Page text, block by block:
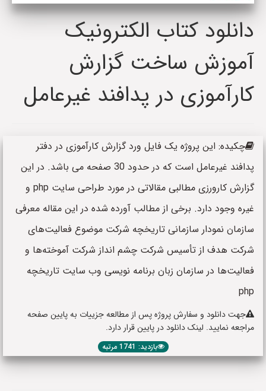
دانلود کتاب الکترونیک
آموزش ساخت گزارش
کارآموزی در پدافند غیرعامل
چکیده: این پروژه یک فایل ورد گزارش کارآموزی در دفتر
پدافند غیرعامل است که در حدود 30 صفحه می باشد. در این
گزارش کارورزی مطالبی مقالاتی در مورد طراحی سایت php و
غیره وجود دارد. برخی از مطالب آورده شده در این مقاله معرفی
سازمان نمودار سازمانی تاریخچه شرکت موضوع فعالیت‌های
شرکت هدف از تأسیس شرکت چشم انداز شرکت آموخته‌ها و
فعالیت‌ها در سازمان زبان برنامه نویسی وب سایت تاریخچه
php
جهت دانلود و سفارش پروژه پس از مطالعه جزییات به پایین صفحه
مراجعه نمایید. لینک دانلود در پایین قرار دارد.
بازدید: 1741 مرتبه